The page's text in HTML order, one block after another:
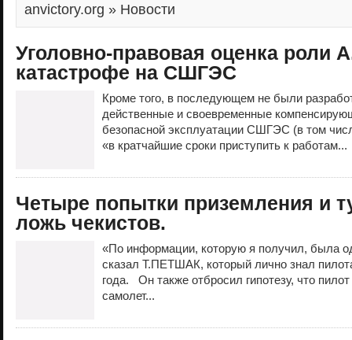
anvictory.org » Новости
Уголовно-правовая оценка роли
катастрофе на СШГЭС
Кроме того, в последующем не были
действенные и своевременные
безопасной эксплуатации СШГЭС (в том
«в кратчайшие сроки приступить к работам...
Четыре попытки приземления и
ложь чекистов.
«По информации, которую я получил, была
сказал Т.ПЕТШАК, который лично знал
года. Он также отбросил гипотезу, что
самолет...